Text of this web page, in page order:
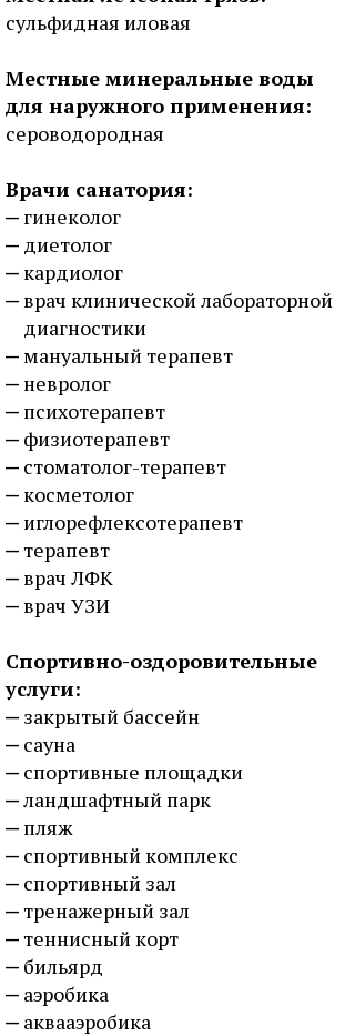
сульфидная иловая
Местные минеральные воды
для наружного применения:
сероводородная
Врачи санатория:
гинеколог
диетолог
кардиолог
врач клинической лабораторной
диагностики
мануальный терапевт
невролог
психотерапевт
физиотерапевт
стоматолог-терапевт
косметолог
иглорефлексотерапевт
терапевт
врач ЛФК
врач УЗИ
Спортивно-оздоровительные
услуги:
закрытый бассейн
сауна
спортивные площадки
ландшафтный парк
пляж
спортивный комплекс
спортивный зал
тренажерный зал
теннисный корт
бильярд
аэробика
аквааэробика